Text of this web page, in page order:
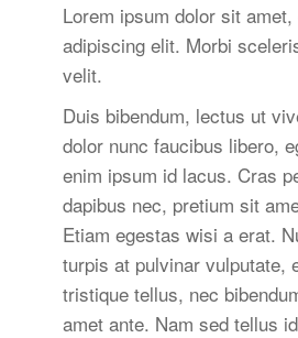
Lorem ipsum dolor sit
adipiscing elit. Morbi
velit.
Duis bibendum, lectus ut
dolor nunc faucibus libero,
enim ipsum id lacus. Cras
dapibus nec, pretium sit
Etiam egestas wisi a erat.
turpis at pulvinar vulputate,
tristique tellus, nec
amet ante. Nam sed tellus